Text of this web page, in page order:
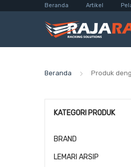
Beranda Artikel
Beranda Produk
KATEGORI PRODUK
BRAND
LEMARI ARSIP